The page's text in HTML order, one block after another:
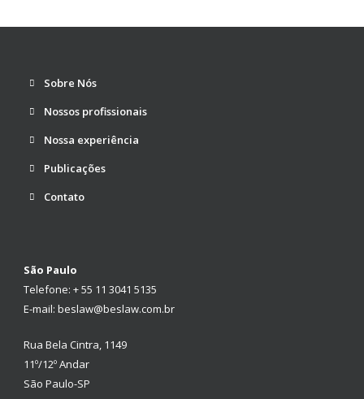
Sobre Nós
Nossos profissionais
Nossa experiência
Publicações
Contato
São Paulo
Telefone: + 55 11 3041 5135
E-mail: beslaw@beslaw.com.br
Rua Bela Cintra, 1149
11º/12º Andar
São Paulo-SP